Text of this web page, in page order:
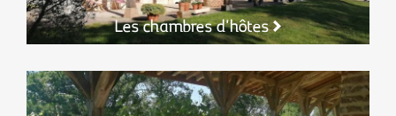
Les chambres d'hôtes